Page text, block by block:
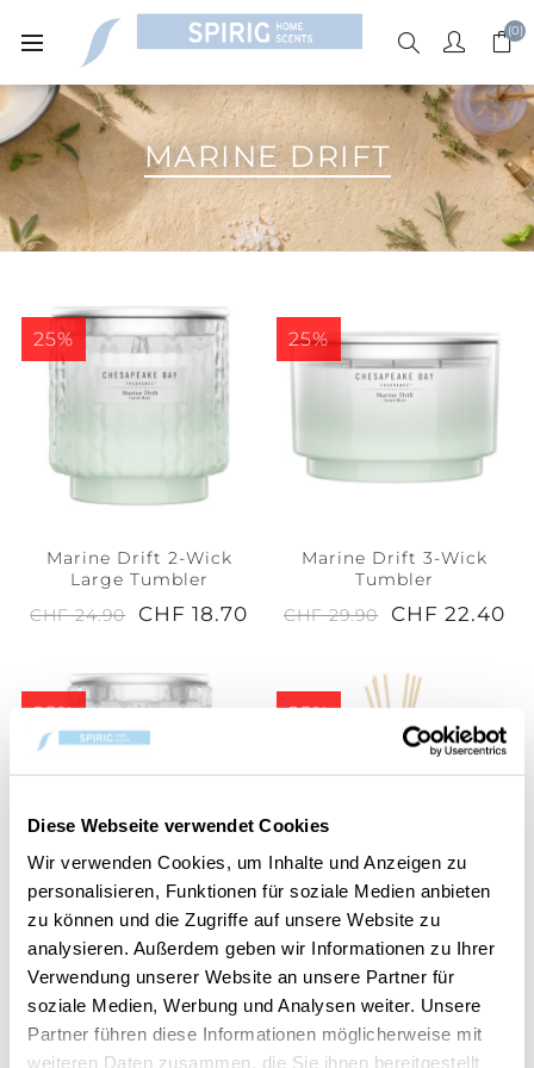
Diese Webseite verwendet Cookies
Wir verwenden Cookies, um Inhalte und Anzeigen zu
personalisieren, Funktionen für soziale Medien anbieten
zu können und die Zugriffe auf unsere Website zu
analysieren. Außerdem geben wir Informationen zu Ihrer
Verwendung unserer Website an unsere Partner für
soziale Medien, Werbung und Analysen weiter. Unsere
Partner führen diese Informationen möglicherweise mit
weiteren Daten zusammen, die Sie ihnen bereitgestellt
(0)
MARINE DRIFT
25%
Marine Drift 2-Wick
Large Tumbler
CHF 24.90
CHF 18.70
25%
Marine Drift 3-Wick
Tumbler
CHF 29.90
CHF 22.40
25%
Marine Drift Medium
Tumbler
CHF 19.90
CHF 14.90
25%
Marine Drift Reed
Diffuser 150ml
CHF 19.90
CHF 14.90